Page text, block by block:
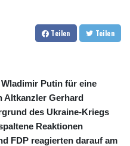
Teilen Teilen
Putin für eine
Altkanzler Gerhard
des Ukraine-Kriegs
Reaktionen
FDP reagierten darauf am